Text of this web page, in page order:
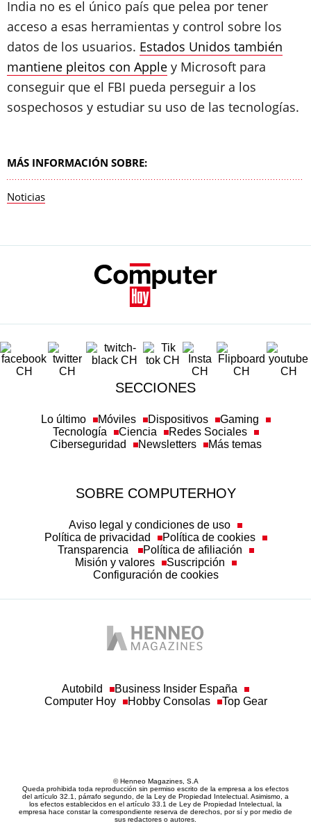
India no es el único país que pelea por tener
acceso a esas herramientas y control sobre los
datos de los usuarios. Estados Unidos también
mantiene pleitos con Apple y Microsoft para
conseguir que el FBI pueda perseguir a los
sospechosos y estudiar su uso de las tecnologías.
MÁS INFORMACIÓN SOBRE:
Noticias
SECCIONES
Lo último Móviles Dispositivos
Gaming
Tecnología
Ciencia
Redes Sociales
Ciberseguridad
Newsletters Más temas
SOBRE COMPUTERHOY
Aviso legal y condiciones de uso
Política de privacidad
Política de cookies
Transparencia
Política de afiliación
Misión y valores
Suscripción
Configuración de cookies
Autobild
Business Insider España
Computer Hoy
Hobby Consolas Top Gear
© Henneo Magazines, S.A
Queda prohibida toda reproducción sin permiso escrito de la empresa a los efectos
del artículo 32.1, párrafo segundo, de la Ley de Propiedad Intelectual. Asimismo, a
los efectos establecidos en el artículo 33.1 de Ley de Propiedad Intelectual, la
empresa hace constar la correspondiente reserva de derechos, por sí y por medio de
sus redactores o autores.